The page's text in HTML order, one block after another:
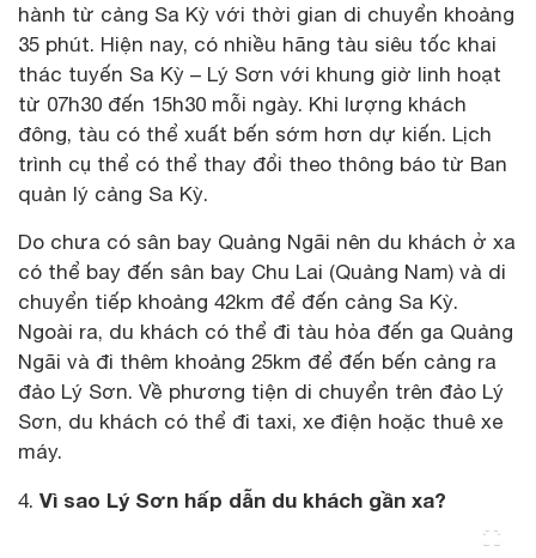
hành từ cảng Sa Kỳ với thời gian di chuyển khoảng
35 phút. Hiện nay, có nhiều hãng tàu siêu tốc khai
thác tuyến Sa Kỳ – Lý Sơn với khung giờ linh hoạt
từ 07h30 đến 15h30 mỗi ngày. Khi lượng khách
đông, tàu có thể xuất bến sớm hơn dự kiến. Lịch
trình cụ thể có thể thay đổi theo thông báo từ Ban
quản lý cảng Sa Kỳ.
Do chưa có sân bay Quảng Ngãi nên du khách ở xa
có thể bay đến sân bay Chu Lai (Quảng Nam) và di
chuyển tiếp khoảng 42km để đến cảng Sa Kỳ.
Ngoài ra, du khách có thể đi tàu hỏa đến ga Quảng
Ngãi và đi thêm khoảng 25km để đến bến cảng ra
đảo Lý Sơn. Về phương tiện di chuyển trên đảo Lý
Sơn, du khách có thể đi taxi, xe điện hoặc thuê xe
máy.
4. Vì sao Lý Sơn hấp dẫn du khách gần xa?